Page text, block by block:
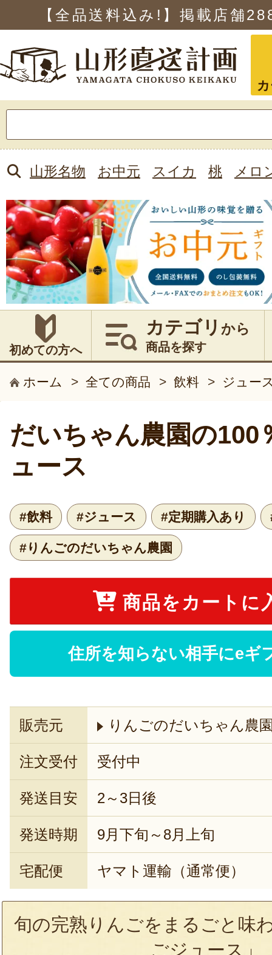
【全品送料込み!】掲載店舗
索:
山形名物 お中元 スイカ 桃 メロ
初めての方へ
カテゴリ から
商品を探す
ホーム > 全ての商品 > 飲料 > ジュー
だいちゃん農園の100
ュース
#飲料 #ジュース #定期購入あり
#りんごのだいちゃん農園
商品をカートに
住所を知らない相手にeギ
販売元 りんごのだいちゃん農
注文受付 受付中
発送目安 2～3日後
発送時期 9月下旬～8月上旬
宅配便 ヤマト運輸（通常便）
旬の完熟りんごをまるごと味
ごジュース」